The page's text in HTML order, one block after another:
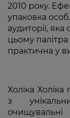
2010 року.
упаковка
аудиторії,
цьому палітра
практична у
Холіка
з